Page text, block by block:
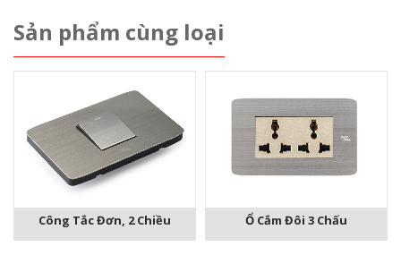
Sản phẩm cùng loại
Công Tắc Đơn, 2 Chiều Ổ Cắm Đôi 3 Chấu